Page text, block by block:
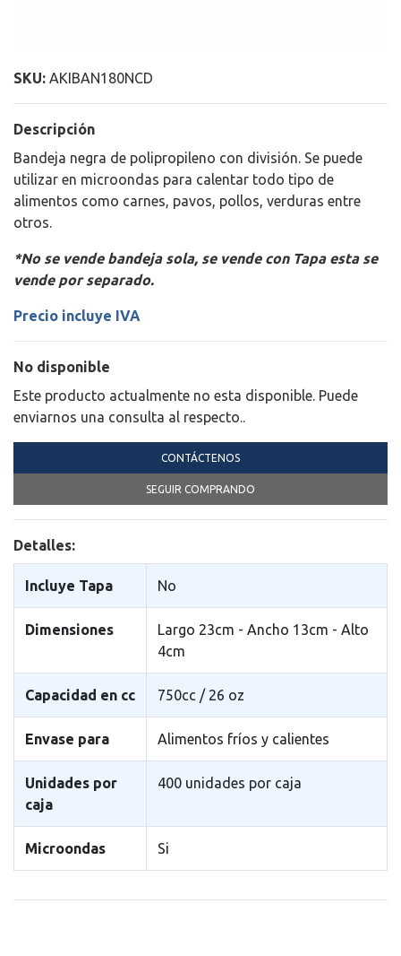
SKU: AKIBAN180NCD
Descripción
Bandeja negra de polipropileno con división. Se puede
utilizar en microondas para calentar todo tipo de
alimentos como carnes, pavos, pollos, verduras entre
otros.
*No se vende bandeja sola, se vende con Tapa esta se
vende por separado.
Precio incluye IVA
No disponible
Este producto actualmente no esta disponible. Puede
enviarnos una consulta al respecto..
CONTÁCTENOS
SEGUIR COMPRANDO
Detalles:
Incluye Tapa No
Dimensiones
Largo 23cm - Ancho 13cm - Alto
4cm
Capacidad en cc 750cc / 26 oz
Envase para Alimentos fríos y calientes
Unidades por
caja
400 unidades por caja
Microondas Si